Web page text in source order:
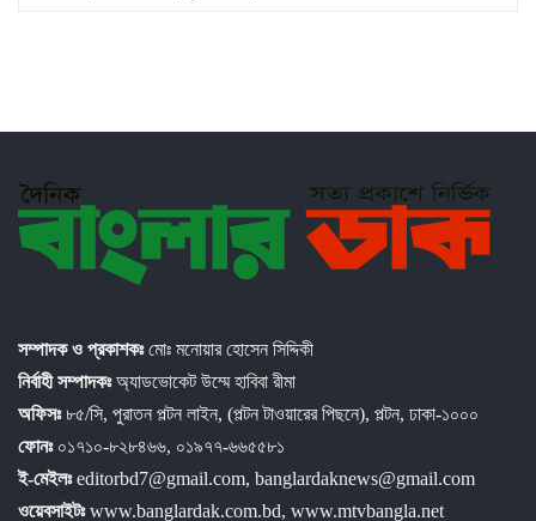
সম্পাদক ও প্রকাশকঃমোঃ মনোয়ার হোসেন সিদ্দিকী
নির্বাহী সম্পাদকঃঅ্যাডভোকেট উম্মে হাবিবা রীমা
অফিসঃ৮৫/সি, পুরাতন পল্টন লাইন, (পল্টন টাওয়ারের পিছনে), পল্টন, ঢাকা-১০০০
ফোনঃ ০১৭১০-৮২৮৪৬৬, ০১৯৭৭-৬৬৫৫৮১
ই-মেইলঃeditorbd7@gmail.com, banglardaknews@gmail.com
ওয়েবসাইটঃwww.banglardak.com.bd, www.mtvbangla.net